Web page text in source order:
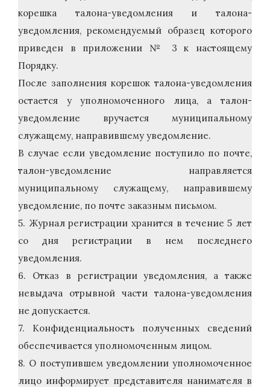
корешка талона-уведомления и талона-
уведомления, рекомендуемый образец которого
приведен в приложении № 3 к настоящему
Порядку.
После заполнения корешок талона-уведомления
остается у уполномоченного лица, а талон-
уведомление вручается муниципальному
служащему, направившему уведомление.
В случае если уведомление поступило по почте,
талон-уведомление направляется
муниципальному служащему, направившему
уведомление, по почте заказным письмом.
5. Журнал регистрации хранится в течение 5 лет
со дня регистрации в нем последнего
уведомления.
6. Отказ в регистрации уведомления, а также
невыдача отрывной части талона-уведомления
не допускается.
7. Конфиденциальность полученных сведений
обеспечивается уполномоченным лицом.
8. О поступившем уведомлении уполномоченное
лицо информирует представителя нанимателя в